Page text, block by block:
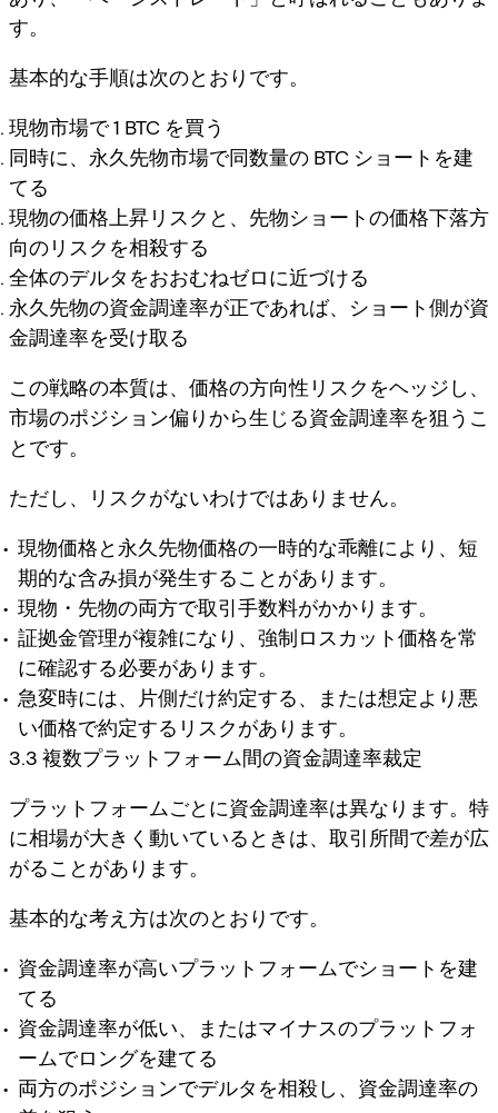
す。
基本的な手順は次のとおりです。
現物市場で 1 BTC を買う
同時に、永久先物市場で同数量の BTC ショートを建
てる
現物の価格上昇リスクと、先物ショートの価格下落方
向のリスクを相殺する
全体のデルタをおおむねゼロに近づける
永久先物の資金調達率が正であれば、ショート側が資
金調達率を受け取る
この戦略の本質は、価格の方向性リスクをヘッジし、
市場のポジション偏りから生じる資金調達率を狙うこ
とです。
ただし、リスクがないわけではありません。
現物価格と永久先物価格の一時的な乖離により、短
期的な含み損が発生することがあります。
現物・先物の両方で取引手数料がかかります。
証拠金管理が複雑になり、強制ロスカット価格を常
に確認する必要があります。
急変時には、片側だけ約定する、または想定より悪
い価格で約定するリスクがあります。
3.3 複数プラットフォーム間の資金調達率裁定
プラットフォームごとに資金調達率は異なります。特
に相場が大きく動いているときは、取引所間で差が広
がることがあります。
基本的な考え方は次のとおりです。
資金調達率が高いプラットフォームでショートを建
てる
資金調達率が低い、またはマイナスのプラットフォ
ームでロングを建てる
両方のポジションでデルタを相殺し、資金調達率の